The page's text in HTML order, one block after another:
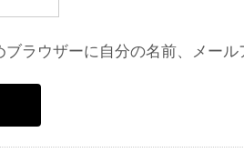
ラウザーに自分の名前、メール